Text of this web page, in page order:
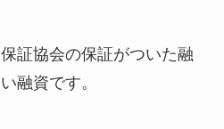
証協会の保証がついた融
融資です。